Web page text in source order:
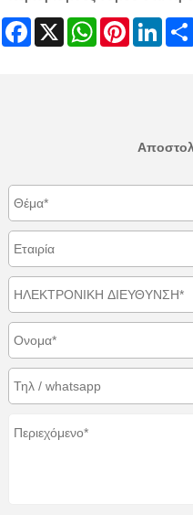
Facebook
X WhatsAppPinterest